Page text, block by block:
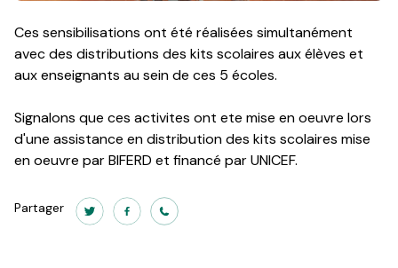
Ces sensibilisations ont été réalisées simultanément
avec des distributions des kits scolaires aux élèves et
aux enseignants au sein de ces 5 écoles.
Signalons que ces activites ont ete mise en oeuvre lors
d'une assistance en distribution des kits scolaires mise
en oeuvre par BIFERD et financé par UNICEF.
Partager